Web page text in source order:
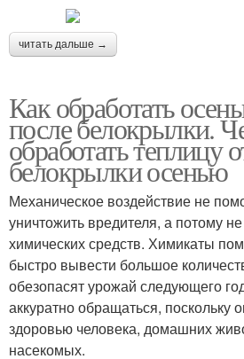
читать дальше →
Как обработать
после белокрылки.
обработать теплицу
белокрылки осенью
Механическое воздействие не
уничтожить вредителя, а потому
химических средств. Химикаты
быстро вывести большое
обезопасят урожай следующего
аккуратно обращаться, поскольку
здоровью человека, домашних
насекомых.